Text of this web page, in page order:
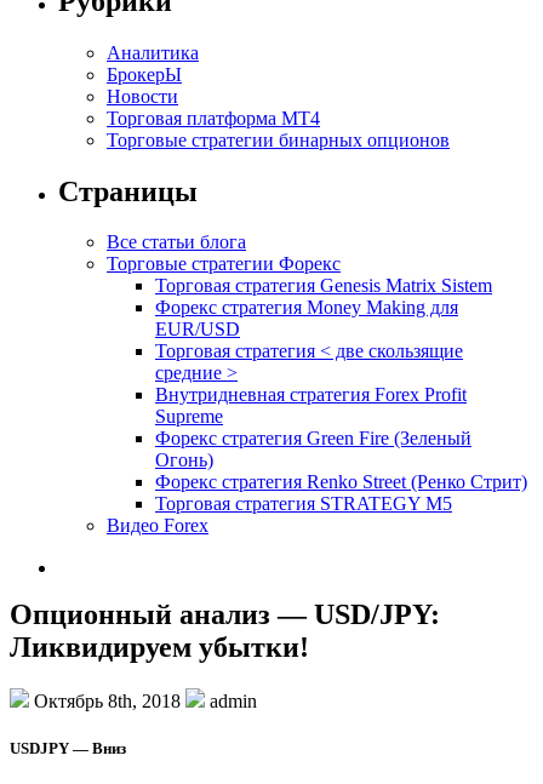
Аналитика
БрокерЫ
Новости
Торговая платформа МТ4
Торговые стратегии бинарных опционов
Страницы
Все статьи блога
Торговые стратегии Форекс
Торговая стратегия Genesis Matrix Sistem
Форекс стратегия Money Making для
EUR/USD
Торговая стратегия < две скользящие
средние >
Внутридневная стратегия Forex Profit
Supreme
Форекс стратегия Green Fire (Зеленый
Огонь)
Форекс стратегия Renko Street (Ренко Стрит)
Торговая стратегия STRATEGY M5
Видео Forex
Опционный анализ — USD/JPY:
Ликвидируем убытки!
Октябрь 8th, 2018 admin
USDJPY — Вниз